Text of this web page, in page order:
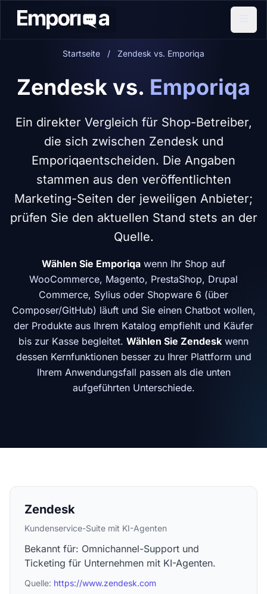
Startseite / Zendesk vs. Emporiqa
Zendesk vs. Emporiqa
Ein direkter Vergleich für Shop-Betreiber,
die sich zwischen Zendesk und
Emporiqaentscheiden. Die Angaben
stammen aus den veröffentlichten
Marketing-Seiten der jeweiligen Anbieter;
prüfen Sie den aktuellen Stand stets an der
Quelle.
Wählen Sie Emporiqa wenn Ihr Shop auf
WooCommerce, Magento, PrestaShop, Drupal
Commerce, Sylius oder Shopware 6 (über
Composer/GitHub) läuft und Sie einen Chatbot wollen,
der Produkte aus Ihrem Katalog empfiehlt und Käufer
bis zur Kasse begleitet. Wählen Sie Zendesk wenn
dessen Kernfunktionen besser zu Ihrer Plattform und
Ihrem Anwendungsfall passen als die unten
aufgeführten Unterschiede.
Zendesk
Kundenservice-Suite mit KI-Agenten
Bekannt für: Omnichannel-Support und
Ticketing für Unternehmen mit KI-Agenten.
Quelle: https://www.zendesk.com